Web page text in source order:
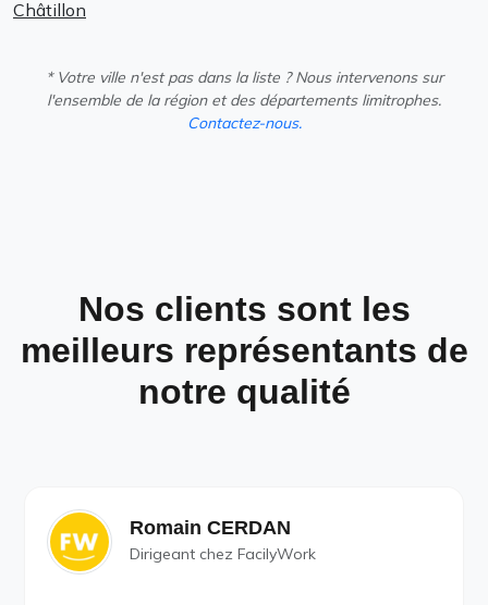
Châtillon
* Votre ville n'est pas dans la liste ? Nous intervenons sur
l'ensemble de la région et des départements limitrophes.
Contactez-nous.
Nos clients sont les
meilleurs représentants de
notre qualité
Romain CERDAN
Dirigeant chez FacilyWork